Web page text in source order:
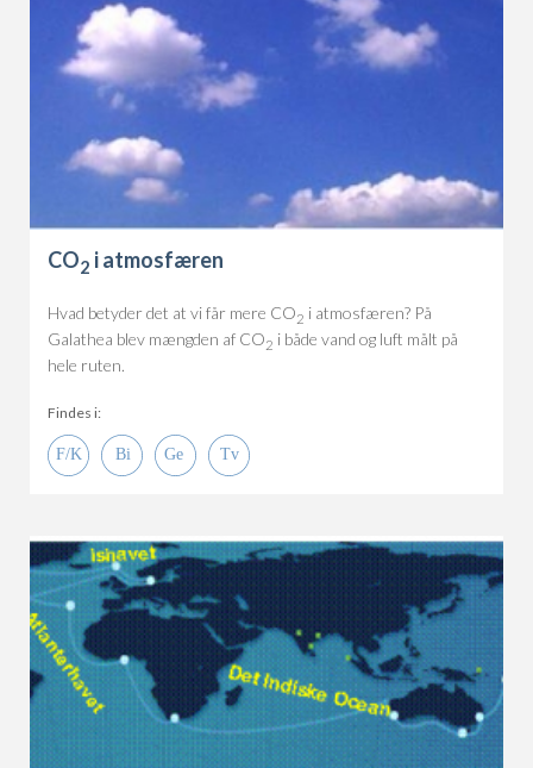
CO2 i atmosfæren
Hvad betyder det at vi får mere CO2 i atmosfæren? På
Galathea blev mængden af CO2 i både vand og luft målt på
hele ruten.
Findes i: